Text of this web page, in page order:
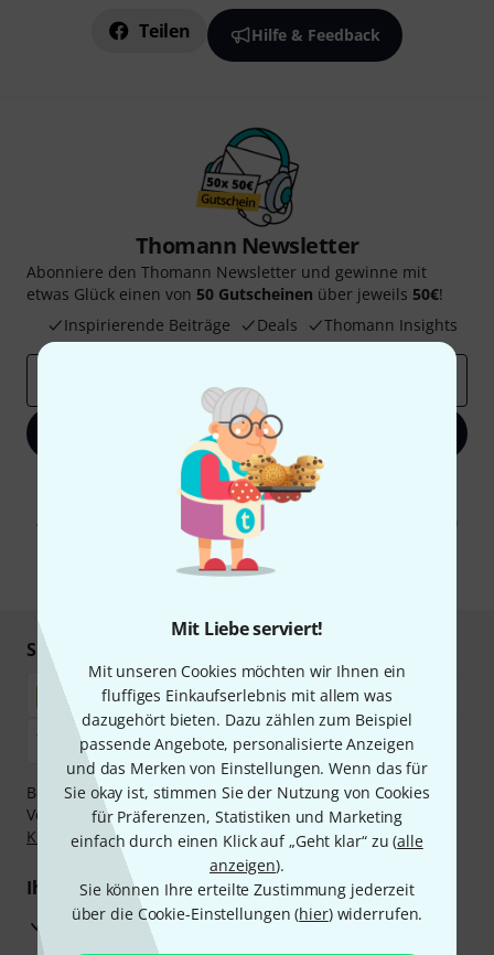
Mit Liebe serviert!
Mit unseren Cookies möchten wir Ihnen ein
fluffiges Einkaufserlebnis mit allem was
dazugehört bieten. Dazu zählen zum Beispiel
passende Angebote, personalisierte Anzeigen
und das Merken von Einstellungen. Wenn das für
Sie okay ist, stimmen Sie der Nutzung von Cookies
für Präferenzen, Statistiken und Marketing
einfach durch einen Klick auf „Geht klar“ zu (alle
anzeigen).
Sie können Ihre erteilte Zustimmung jederzeit
über die Cookie-Einstellungen (hier) widerrufen.
Teilen Hilfe & Feedback
Thomann Newsletter
Abonniere den Thomann Newsletter und gewinne mit
etwas Glück einen von 50 Gutscheinen über jeweils 50€!
Inspirierende Beiträge
Deals Thomann Insights
Jetzt anmelden
Mit Klick auf „Jetzt anmelden“ stimmen Sie dem Erhalt von E-Mail-
Werbung und einer Messung des E-Mail-Nutzungsverhaltens zu. Die
Abmeldung ist jederzeit möglich. Weitere Informationen finden Sie in
unserenDatenschutzhinweisen
* Pflichtfeld
Sicher einkaufen & bezahlen
Bezahlen Sie vertraulich und sicher per Nachnahme,
Vorkasse, PayPal, Amazon Pay,Klarna Sofort bezahlen
Klarna Ratenzahlungoder Kreditkarte.
Ihre Vorteile
3 Jahre Thomann Garantie